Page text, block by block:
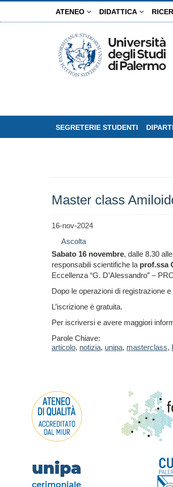
ATENEO DIDATTICA
SEGRETERIE STUDENTI
Master class
16-nov-2024
Ascolta
Sabato 16 novembre, dalle 8.30
responsabili scientifiche la prof.ssa
Eccellenza “G. D’Alessandro” –
Dopo le operazioni di registrazione
L’iscrizione è gratuita.
Per iscriversi e avere maggiori
Parole Chiave:
articolo, notizia, unipa, masterclass,